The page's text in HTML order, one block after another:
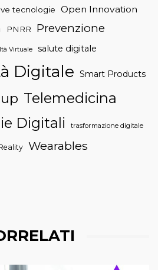
tecnologie Open Innovation
PNRR
Prevenzione
Virtuale salute digitale
Digitale Smart Products
Telemedicina
Digitali trasformazione digitale
Wearables